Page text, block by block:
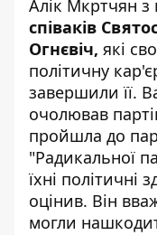
Алік Мкртчян з
співаків
Огнєвіч, які
політичну
завершили її.
очолював
пройшла до
"Радикальної
їхні політичні
оцінив. Він
могли